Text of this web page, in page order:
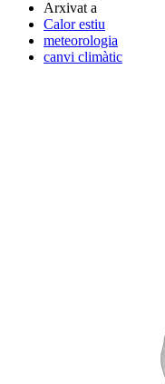
Arxivat a
Calor estiu
meteorologia
canvi climàtic